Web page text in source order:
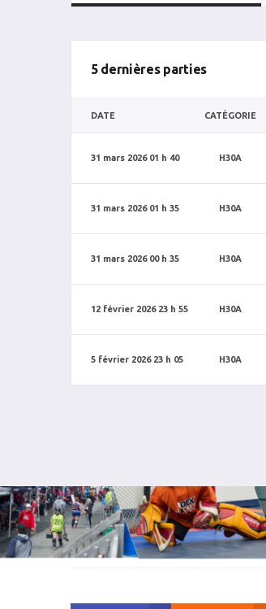
5 dernières parties
DATE CATÉGORIE
31 mars 2026 01 h 40 H30A
31 mars 2026 01 h 35 H30A
31 mars 2026 00 h 35 H30A
12 février 2026 23 h 55 H30A
5 février 2026 23 h 05 H30A